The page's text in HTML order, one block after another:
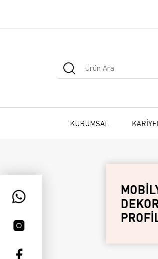
KURUMSAL